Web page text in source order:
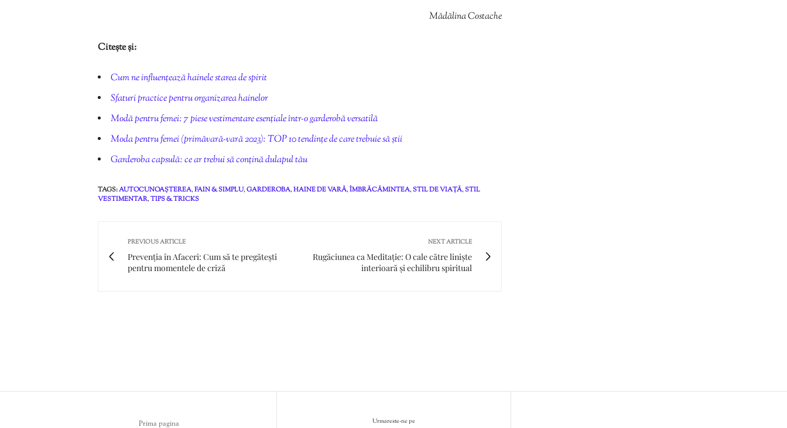
Mădălina Costache
Citește și:
Cum ne influențează hainele starea de spirit
Sfaturi practice pentru organizarea hainelor
Modă pentru femei: 7 piese vestimentare esențiale într-o garderobă versatilă
Moda pentru femei (primăvară-vară 2023): TOP 10 tendințe de care trebuie să știi
Garderoba capsulă: ce ar trebui să conțină dulapul tău
TAGS:AUTOCUNOAȘTEREA,FAIN & SIMPLU,GARDEROBA,HAINE DE VARĂ,ÎMBRĂCĂMINTEA,STIL DE VIAȚĂ,STIL
VESTIMENTAR,TIPS & TRICKS
PREVIOUS ARTICLE
Prevenția în Afaceri: Cum să te pregătești
pentru momentele de criză
NEXT ARTICLE
Rugăciunea ca Meditație: O cale către liniște
interioară și echilibru spiritual
Prima pagina Urmareste-ne pe